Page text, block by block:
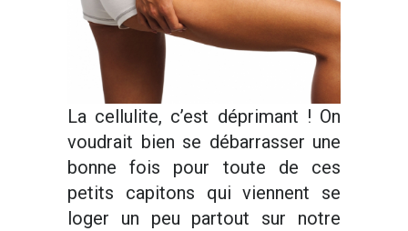
La cellulite, c’est déprimant ! On
voudrait bien se débarrasser une
bonne fois pour toute de ces
petits capitons qui viennent se
loger un peu partout sur notre